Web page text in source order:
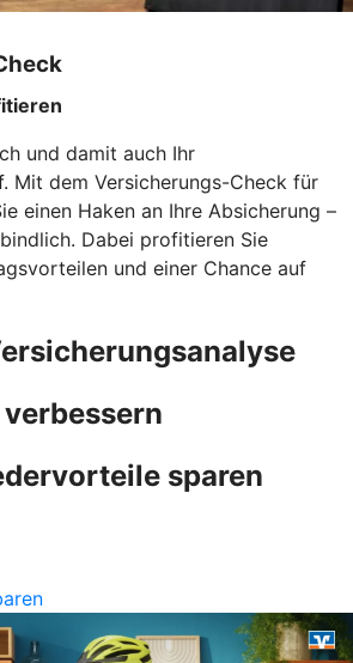
und damit auch Ihr
Mit dem Versicherungs-Check für
einen Haken an Ihre Absicherung –
Dabei profitieren Sie
und einer Chance auf
sparen